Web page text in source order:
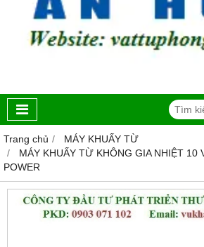
Trang chủ
MÁY KHUẤY TỪ
MÁY KHUẤY TỪ KHÔNG GIA NHIỆT 10
POWER